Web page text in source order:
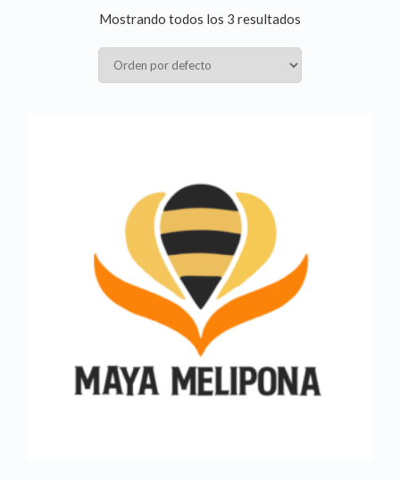
Mostrando todos los 3 resultados